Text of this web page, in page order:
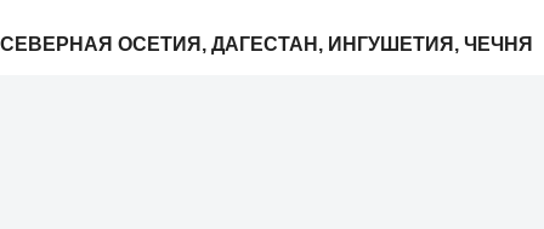
СЕВЕРНАЯ ОСЕТИЯ, ДАГЕСТАН, ИНГУШЕТИЯ, ЧЕЧНЯ